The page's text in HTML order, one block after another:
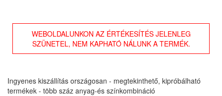
WEBOLDALUNKON AZ ÉRTÉKESÍTÉS JELENLEG
SZÜNETEL, NEM KAPHATÓ NÁLUNK A TERMÉK.
Ingyenes kiszállítás országosan - megtekinthető, kipróbálható
termékek - több száz anyag-és színkombináció